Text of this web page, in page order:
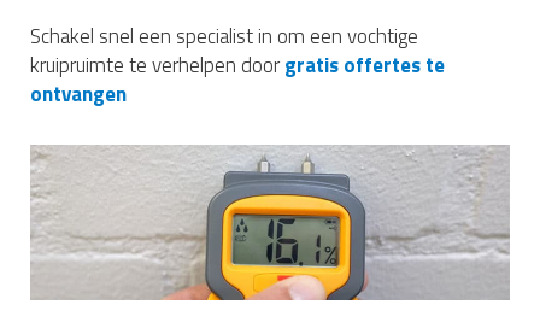
Schakel snel een specialist in om een vochtige
kruipruimte te verhelpen doorgratis offertes te
ontvangen